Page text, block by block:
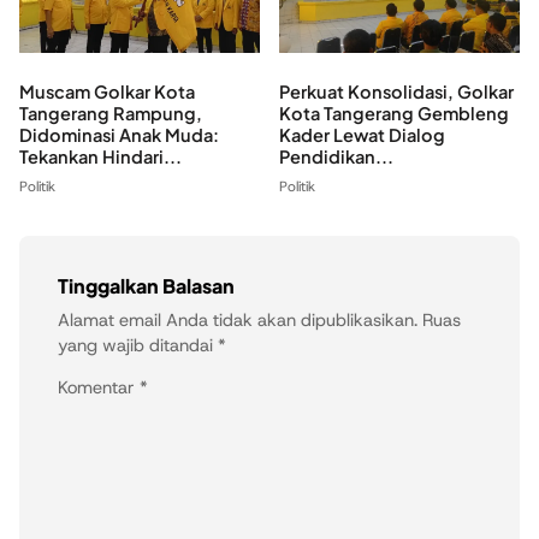
Muscam Golkar Kota
Tangerang Rampung,
Didominasi Anak Muda:
Tekankan Hindari...
Politik
Perkuat Konsolidasi, Golkar
Kota Tangerang Gembleng
Kader Lewat Dialog
Pendidikan...
Politik
Tinggalkan Balasan
Alamat email Anda tidak akan dipublikasikan. Ruas
yang wajib ditandai *
Komentar *